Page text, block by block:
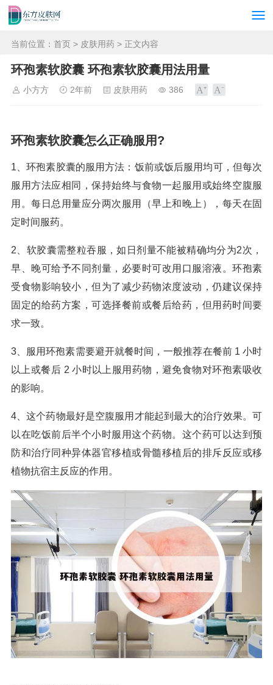
当前位置： 首页 > 皮肤用药 > 正文内容
环孢素软胶囊 环孢素软胶囊用法用量
小方方 2年前 皮肤用药 386
环孢素软胶囊怎么正确服用?
1、环孢素胶囊的服用方法：饭前或饭后服用均可，但每次
服用方法应相同，保持始终与食物一起服用或始终空腹服
用。每日总用量应分两次服用（早上和晚上），每天在固
定时间服药。
2、软胶囊需整粒吞服，如日剂量不能被精确均分为2次，
早、晚可给予不同剂量，必要时可改用口服溶液。环孢素
受食物影响较小，但为了减少药物浓度波动，仍建议保持
固定的给药方案，可选择餐前或餐后给药，但用药时间要
求一致。
3、服用环孢素需要避开就餐时间，一般推荐在餐前 1 小时
以上或餐后 2 小时以上服用药物，避免食物对环孢素吸收
的影响。
4、这个药物最好是空腹服用才能起到最大的治疗效果。可
以在吃饭前后半个小时服用这个药物。这个药可以达到预
防和治疗同种异体器官移植或骨髓移植后的排斥反应或移
植物抗宿主反应的作用。